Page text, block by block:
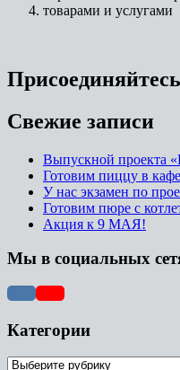
товарами и услугами
Свежие записи
Выпускной проекта
Готовим пиццу в
У нас экзамен по
Готовим пюре с
Акция к 9 МАЯ!
Мы в социальных
Категории